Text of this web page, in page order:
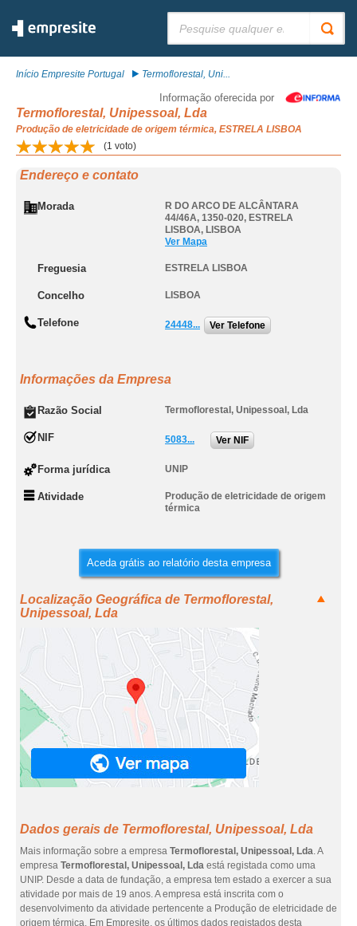
Início Empresite Portugal Termoflorestal, Uni...
Informação oferecida por
Termoflorestal, Unipessoal, Lda
Produção de eletricidade de origem térmica, ESTRELA LISBOA
(1 voto)
Endereço e contato
Morada
R DO ARCO DE ALCÂNTARA
44/46A, 1350-020, ESTRELA
LISBOA, LISBOA
Ver Mapa
Freguesia ESTRELA LISBOA
Concelho LISBOA
Telefone 24448... Ver Telefone
Informações da Empresa
Razão Social Termoflorestal, Unipessoal, Lda
NIF 5083... Ver NIF
Forma jurídica UNIP
Atividade
Produção de eletricidade de origem
térmica
Aceda grátis ao relatório desta empresa
Localização Geográfica de Termoflorestal,
Unipessoal, Lda
Dados gerais de Termoflorestal, Unipessoal, Lda
Mais informação sobre a empresa Termoflorestal, Unipessoal, Lda. A
empresa Termoflorestal, Unipessoal, Lda está registada como uma
UNIP. Desde a data de fundação, a empresa tem estado a exercer a sua
atividade por mais de 19 anos. A empresa está inscrita com o
desenvolvimento da atividade pertencente a Produção de eletricidade de
origem térmica. Em Empresite, os últimos dados registados desta